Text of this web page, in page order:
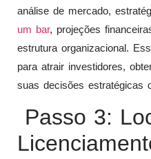
análise de mercado,
um bar, projeções
estrutura organizacional.
para atrair investidores,
suas decisões estratégicas
Passo 3: